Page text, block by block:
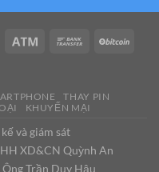
THAY PIN
KHUYẾN MẠI
và giám sát
XD&CN Quỳnh An
Trần Duy Hậu